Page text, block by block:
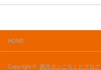
HOME
Copyright © 満月ポンごろくとブログ